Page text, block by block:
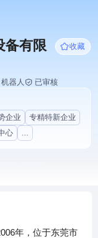
备有限
收藏
器人 已审核
企业
专精特新企业
心 ...
年，位于东莞市